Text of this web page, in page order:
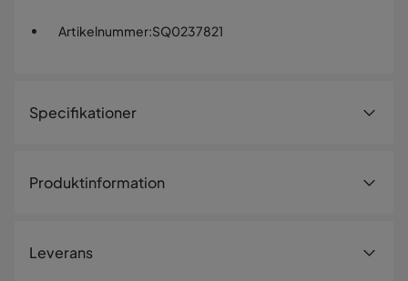
Artikelnummer:SQ0237821
Specifikationer
Storlek
Produktinformation
med LED, dimmer och anti-fog-funktion
Leverans